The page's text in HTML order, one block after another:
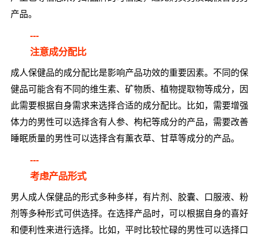
产品。
---
注意成分配比
成人保健品的成分配比是影响产品功效的重要因素。不同的保
健品可能含有不同的维生素、矿物质、植物提取物等成分，因
此需要根据自身需求来选择合适的成分配比。比如，需要增强
体力的男性可以选择含有人参、枸杞等成分的产品，需要改善
睡眠质量的男性可以选择含有薰衣草、甘草等成分的产品。
---
考虑产品形式
男人成人保健品的形式多种多样，有片剂、胶囊、口服液、粉
剂等多种形式可供选择。在选择产品时，可以根据自身的喜好
和便利性来进行选择。比如，平时比较忙碌的男性可以选择口